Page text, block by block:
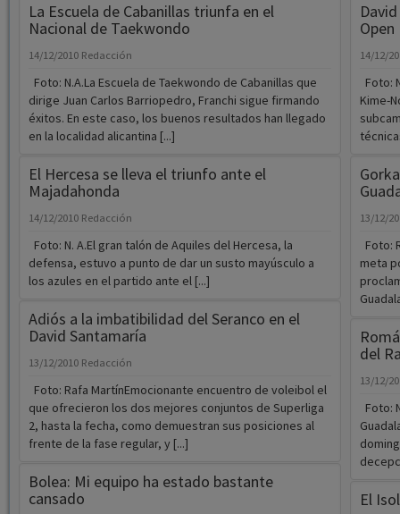
La Escuela de Cabanillas triunfa en el
Nacional de Taekwondo
14/12/2010 Redacción
Foto: N.A.La Escuela de Taekwondo de Cabanillas que
dirige Juan Carlos Barriopedro, Franchi sigue firmando
éxitos. En este caso, los buenos resultados han llegado
en la localidad alicantina [...]
El Hercesa se lleva el triunfo ante el
Majadahonda
14/12/2010 Redacción
Foto: N. A.El gran talón de Aquiles del Hercesa, la
defensa, estuvo a punto de dar un susto mayúsculo a
los azules en el partido ante el [...]
Adiós a la imbatibilidad del Seranco en el
David Santamaría
13/12/2010 Redacción
Foto: Rafa MartínEmocionante encuentro de voleibol el
que ofrecieron los dos mejores conjuntos de Superliga
2, hasta la fecha, como demuestran sus posiciones al
frente de la fase regular, y [...]
Bolea: Mi equipo ha estado bastante
cansado
14/12/
Foto:
Kime-
13/12/
Foto:
meta
del
13/12/
Foto:
El